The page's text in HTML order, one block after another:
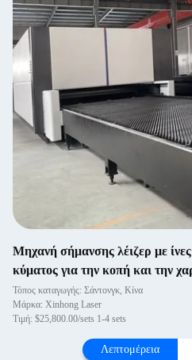
Μηχανή σήμανσης λέιζερ με
κύματος για την κοπή και την
Τόπος καταγωγής: Σάντονγκ, Κίνα
Μάρκα: Xinhong Laser
Τιμή: $25,800.00/sets 1-4 sets
Λεπτομέρεια